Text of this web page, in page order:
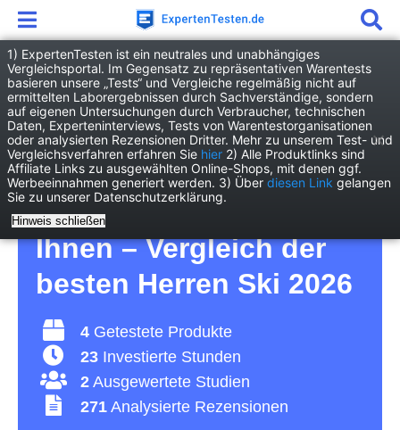
Freizeit Wintersport Herren Ski
Herren Ski Test – für
die männlichen
Schneehasen unter
Ihnen – Vergleich der
besten Herren Ski 2026
4 Getestete Produkte
23 Investierte Stunden
2 Ausgewertete Studien
271 Analysierte Rezensionen
1) ExpertenTesten ist ein neutrales und unabhängiges
Vergleichsportal. Im Gegensatz zu repräsentativen Warentests
basieren unsere „Tests“ und Vergleiche regelmäßig nicht auf
ermittelten Laborergebnissen durch Sachverständige, sondern
auf eigenen Untersuchungen durch Verbraucher, technischen
Daten, Experteninterviews, Tests von Warentestorganisationen
oder analysierten Rezensionen Dritter. Mehr zu unserem Test- und
Vergleichsverfahren erfahren Sie hier 2) Alle Produktlinks sind
Affiliate Links zu ausgewählten Online-Shops, mit denen ggf.
Werbeeinnahmen generiert werden. 3) Über diesen Link gelangen
Sie zu unserer Datenschutzerklärung.
Hinweis schließen